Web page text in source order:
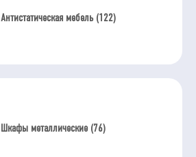
Антистатическая мебель (122)
Шкафы металлические (76)